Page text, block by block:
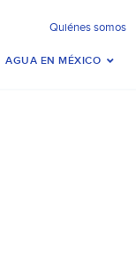
Quiénes somos
AGUA EN MÉXICO